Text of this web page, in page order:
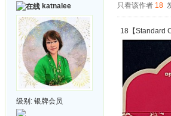
katnalee
级别: 银牌会员
只看该作者 18
18【Standard